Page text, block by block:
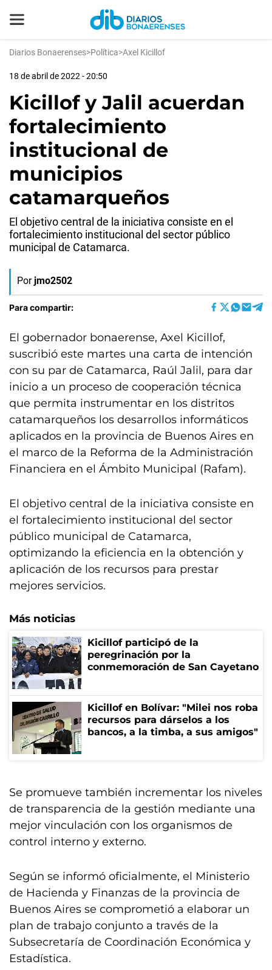
Diarios Bonaerenses>Política>Axel Kicillof
18 de abril de 2022 - 20:50
Kicillof y Jalil acuerdan
fortalecimiento
institucional de
municipios
catamarqueños
El objetivo central de la iniciativa consiste en el
fortalecimiento institucional del sector público
municipal de Catamarca.
Por jmo2502
Para compartir:
El gobernador bonaerense, Axel Kicillof,
suscribió este martes una carta de intención
con su par de Catamarca, Raúl Jalil, para dar
inicio a un proceso de cooperación técnica
que permita instrumentar en los distritos
catamarqueños los desarrollos informáticos
aplicados en la provincia de Buenos Aires en
el marco de la Reforma de la Administración
Financiera en el Ámbito Municipal (Rafam).
El objetivo central de la iniciativa consiste en
el fortalecimiento institucional del sector
público municipal de Catamarca,
optimizando la eficiencia en la obtención y
aplicación de los recursos para prestar
mejores servicios.
Más noticias
Kicillof participó de la
peregrinación por la
conmemoración de San Cayetano
Kicillof en Bolívar: "Milei nos roba
recursos para dárselos a los
bancos, a la timba, a sus amigos"
Se promueve también incrementar los niveles
de transparencia de la gestión mediante una
mejor vinculación con los organismos de
control interno y externo.
Según se informó oficialmente, el Ministerio
de Hacienda y Finanzas de la provincia de
Buenos Aires se comprometió a elaborar un
plan de trabajo conjunto a través de la
Subsecretaría de Coordinación Económica y
Estadística.